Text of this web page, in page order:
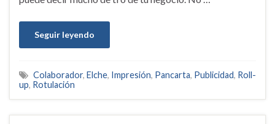
Seguir leyendo
Colaborador, Elche, Impresión, Pancarta, Publicidad, Roll-
up, Rotulación